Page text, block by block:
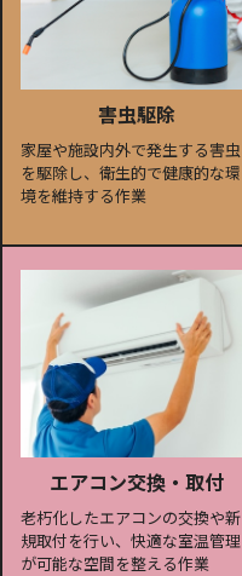
害虫駆除
家屋や施設内外で発生する害虫
を駆除し、衛生的で健康的な環
境を維持する作業
エアコン交換・取付
老朽化したエアコンの交換や新
規取付を行い、快適な室温管理
が可能な空間を整える作業